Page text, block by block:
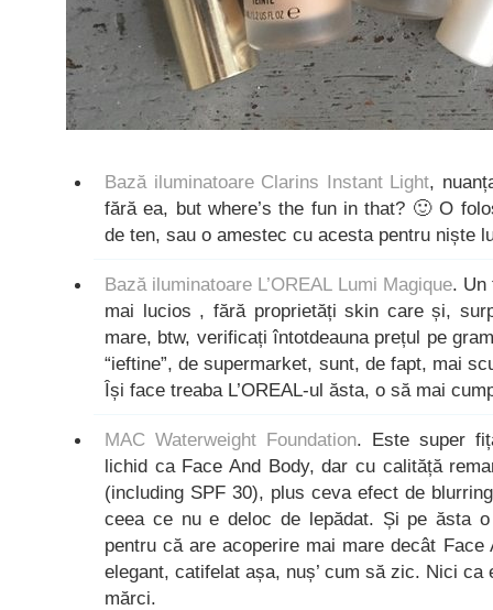
Bază iluminatoare Clarins Instant Light,
fără ea, but where’s the fun in that? 🙂 O
de ten, sau o amestec cu acesta pentru niște
Bază iluminatoare L’OREAL Lumi Magique. Un
mai lucios , fără proprietăți skin care și,
mare, btw, verificați întotdeauna prețul pe
“ieftine”, de supermarket, sunt, de fapt, mai
Își face treaba L’OREAL-ul ăsta, o să mai
MAC Waterweight Foundation. Este super
lichid ca Face And Body, dar cu calităță
(including SPF 30), plus ceva efect de
ceea ce nu e deloc de lepădat. Și pe ăsta
pentru că are acoperire mai mare decât
elegant, catifelat așa, nuș’ cum să zic. Nici ca
mărci.